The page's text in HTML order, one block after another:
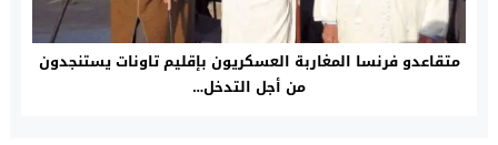
متقاعدو فرنسا المغاربة العسكريون بإقليم تاونات يستنجدون
من أجل التدخل…